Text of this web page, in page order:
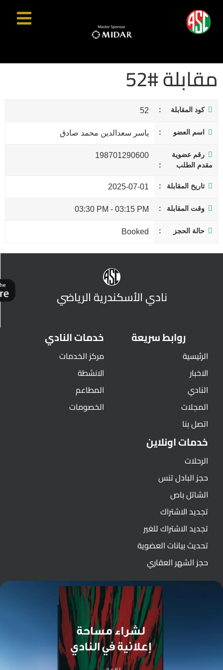
مقابلة #52
كود المقابلة 52
اسم العضو ياسر سعدالدين محمد صادق
رقم عضوية
مقدم الطلب
198701290600
تاريخ المقابلة 2025-07-01
وقت المقابلة 03:15 PM
-
03:30 PM
حالة الحجز Booked
نادي الأسكندرية الرياضي
روابط سريعة
الرئيسية
الاخبار
النادي
المجلات
اتصل بنا
خدمات النادي
مركز الخدمات
الانشطة
المطاعم
الخصومات
خدمات اونلاين
الرحلات
حجز البادل تنس
الشاتل باص
تجديد الاشتراك
تجديد الاشتراك للغير
تحديث بيانات العضوية
حجز الشهر العقاري